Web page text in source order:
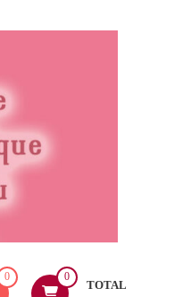
0 0
TOTAL